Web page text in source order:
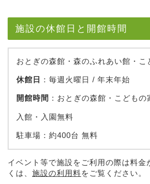
施設の休館日と開館時間
おとぎの森館・森のふれあい館・こ
休館日 ：毎週火曜日 / 年末年始
開館時間 ：おとぎの森館・こども
入館・入園無料
駐車場：約400台 無料
イベント等で施設をご利用の際は料金
くは、 施設の利用料をご覧ください。